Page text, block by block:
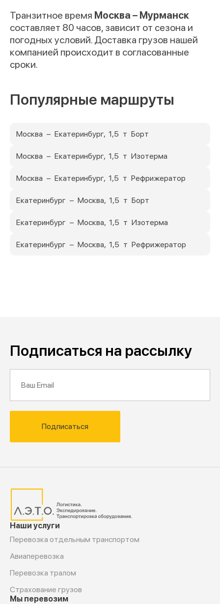
Транзитное время Москва – Мурманск
составляет 80 часов, зависит от сезона и
погодных условий. Доставка грузов нашей
компанией происходит в согласованные
сроки.
Популярные маршруты
Москва – Екатеринбург, 1,5 т Борт
Москва – Екатеринбург, 1,5 т Изотерма
Москва – Екатеринбург, 1,5 т Рефрижератор
Екатеринбург – Москва, 1,5 т Борт
Екатеринбург – Москва, 1,5 т Изотерма
Екатеринбург – Москва, 1,5 т Рефрижератор
Подписаться на рассылку
Подписаться
Наши услуги
Перевозка отдельным транспортом
Авиаперевозка
Перевозка тралом
Страхование грузов
Мы перевозим